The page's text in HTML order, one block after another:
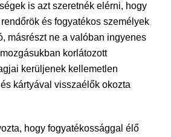
is azt szeretnék elérni, hogy
és fogyatékos személyek
másrészt ne a valóban ingyenes
korlátozott
kerüljenek kellemetlen
kártyával visszaélők okozta
hogy fogyatékossággal élő